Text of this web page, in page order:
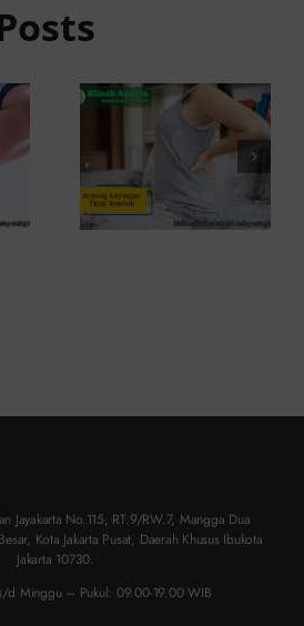
Penyebab
dan
Solusinya
Jayakarta No.115, RT.9/RW.7, Mangga Dua
Kota Jakarta Pusat, Daerah Khusus Ibukota
Jakarta 10730.
d Minggu – Pukul: 09.00-19.00 WIB